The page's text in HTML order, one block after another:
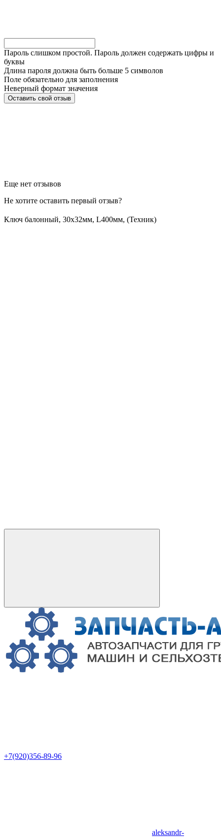
Пароль слишком простой. Пароль должен содержать цифры и
буквы
Длина пароля должна быть больше 5 символов
Поле обязательно для заполнения
Неверный формат значения
Еще нет отзывов
Не хотите оставить первый отзыв?
Ключ балонный, 30х32мм, L400мм, (Техник)
+7(920)356-89-96
aleksandr-